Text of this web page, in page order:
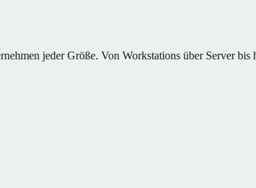
jeder Größe. Von Workstations über Server bis